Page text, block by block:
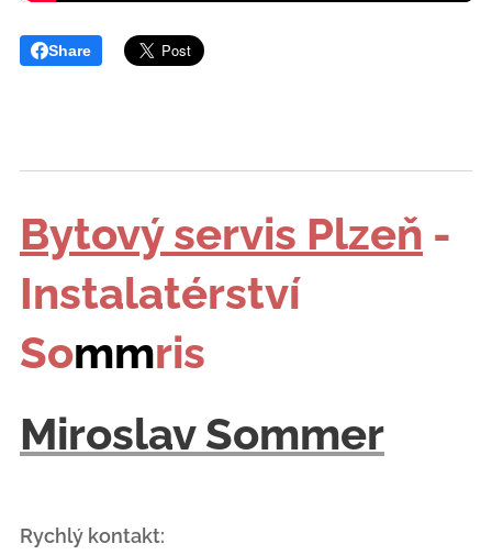
Share
Bytový servis Plzeň -
Instalatérství
Sommris
Miroslav Sommer
Rychlý kontakt: